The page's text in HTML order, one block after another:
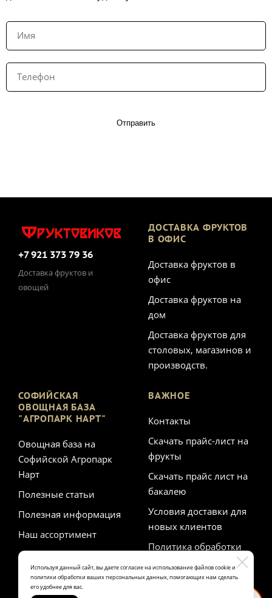
Используя данный сайт, вы даете согласие на использование файлов cookie и
политики обработки ваших персональных данных, помогающих нам сделать
его удобнее для вас.
Отправить
+7 921 373 79 36
Доставка фруктов и
овощей
ДОСТАВКА ФРУКТОВ
В ОФИС
Доставка фруктов в
офис
Доставка фруктов на
дом
Доставка фруктов для
столовых, магазинов и
производств.
СОФИЙСКАЯ
ОВОЩНАЯ БАЗА
"АГРОПАРК НАРТ"
Овощная база на
Софийской Агропарк
Нарт
Полезные статьи
Полезная информация
Наш ассортимент
ВАЖНОЕ
Контакты
Скачать прайс-лист на
фрукты
Скачать прайс лист на
бакалею
Условия доставки для
новых клиентов
Политика обработки
персональных данных